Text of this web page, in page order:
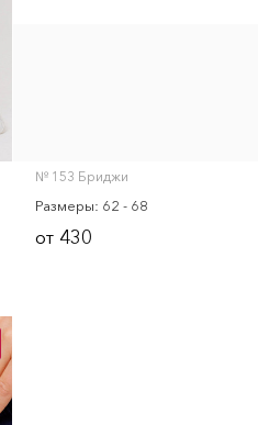
№ 153 Бриджи
Размеры: 62 - 68
от430